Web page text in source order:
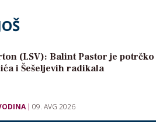
(LSV): Balint Pastor je potrčko
i Šešeljevih radikala
09. AVG 2026